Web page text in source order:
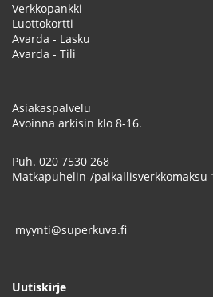
Verkkopankki
Luottokortti
Avarda - Lasku
Avarda - Tili
Asiakaspalvelu
Avoinna arkisin klo 8-16.
Puh. 020 7530 268
Matkapuhelin-/paikallisverkkomaksu
myynti@superkuva.fi
Uutiskirje